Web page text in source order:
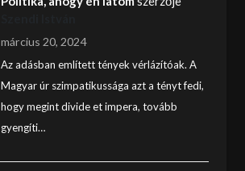
március 20, 2024
Az adásban említett tények vérlázítóak. A
Magyar úr szimpatikussága azt a tényt fedi,
hogy megint divide et impera, tovább
gyengíti…